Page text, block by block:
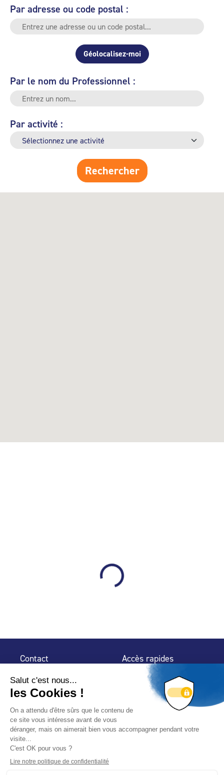
Par adresse ou code postal :
Géolocalisez-moi
Par le nom du Professionnel :
Par activité :
Contact
32 rue de Mogador
75 009 Paris
Accès rapides
Espace Presse
Trouver un
professionnel
Nous suivre